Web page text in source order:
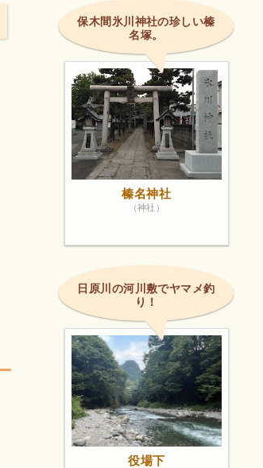
保木間氷川神社の珍しい榛
名塚。
榛名神社
（神社）
日原川の河川敷でヤマメ釣
り！
役場下